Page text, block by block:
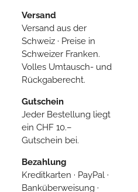
Versand
Versand aus der
Schweiz · Preise in
Schweizer Franken.
Volles Umtausch- und
Rückgaberecht.
Gutschein
Jeder Bestellung liegt
ein CHF 10.–
Gutschein bei.
Bezahlung
Kreditkarten · PayPal ·
Banküberweisung ·